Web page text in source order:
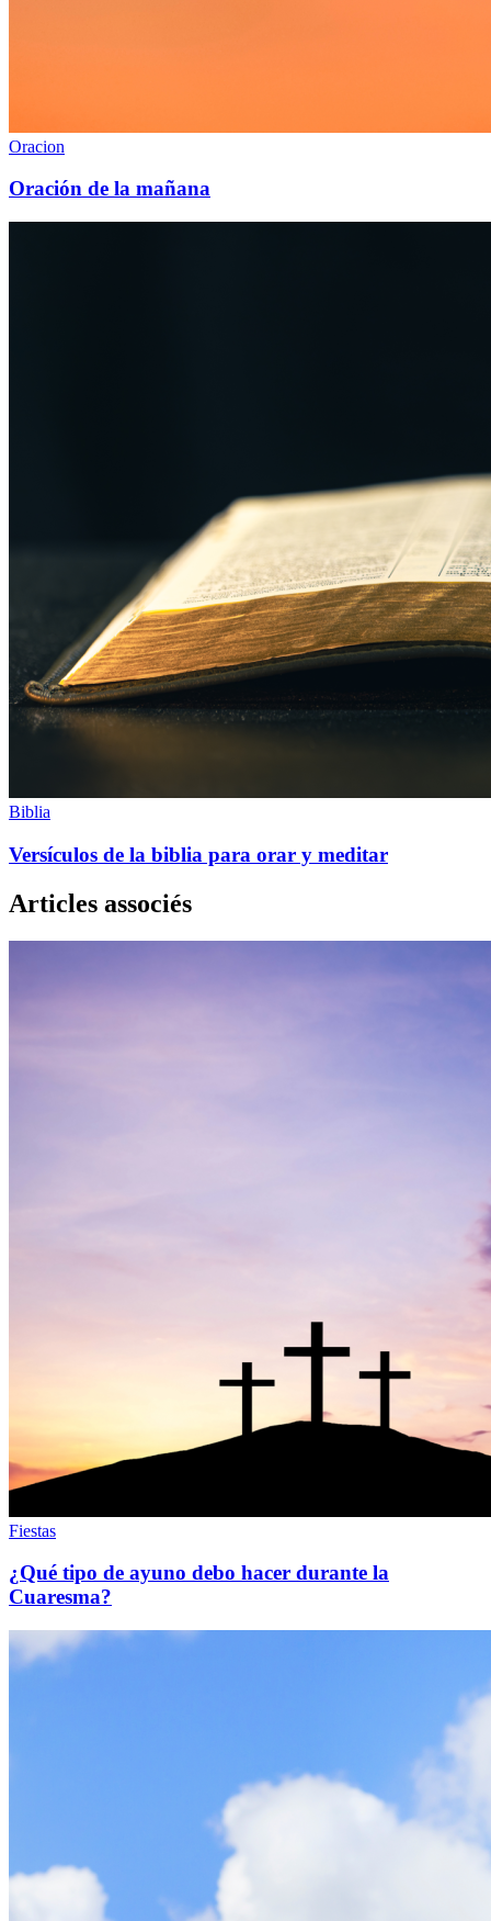
Oracion
Oración de la mañana
Biblia
Versículos de la biblia para orar y meditar
Articles associés
Fiestas
¿Qué tipo de ayuno debo hacer durante la
Cuaresma?